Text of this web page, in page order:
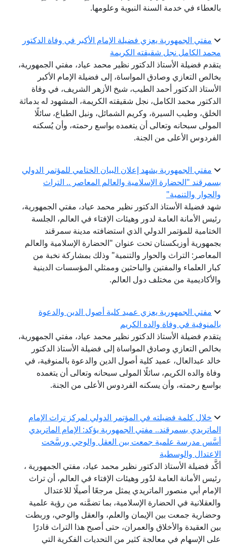
بالعطاء في خدمة السنة النبوية وعلومها.
مفتي الجمهورية يعزي فضيلة الإمام الأكبر في وفاة الدكتور
محمد الكامل نجل شقيقته الكريمة
يتقدم فضيلة الأستاذ الدكتور نظير محمد عياد، مفتي الجمهورية،
بخالص التعازي وصادق المواساة، إلى فضيلة الإمام الأكبر
الأستاذ الدكتور أحمد الطيب، شيخ الأزهر الشريف، في وفاة
الدكتور محمد الكامل، نجل شقيقته الكريمة، المشهود له بدماثة
الخلق، وطيب السيرة، وكريم الشمائل، ونبل الطباع، سائلًا
المولى سبحانه وتعالى أن يتغمده بواسع رحمته، وأن يُسكنه
الفردوس الأعلى من الجنة.
مفتي الجمهورية يشهد إعلان البيان الختامي للمؤتمر الدولي
بسمرقند "الحضارة الإسلامية والعالم المعاصر .. التراث
والحوار والتنمية"
شهد فضيلة الأستاذ الدكتور نظير محمد عياد، مفتي الجمهورية،
رئيس الأمانة العامة لدور وهيئات الإفتاء في العالم، الجلسة
الختامية للمؤتمر الدولي الذي استضافته مدينة سمرقند
بجمهورية أوزبكستان تحت عنوان "الحضارة الإسلامية والعالم
المعاصر: التراث والحوار والتنمية" وذلك بمشاركة نخبة من
كبار العلماء والمفتين والباحثين وممثلي المؤسسات الدينية
والأكاديمية من مختلف دول العالم.
مفتي الجمهورية يعزي عميد كلية أصول الدين والدعوة
بالمنوفية في وفاة والده الكريم
يتقدم فضيلة الأستاذ الدكتور نظير محمد عياد، مفتي الجمهورية،
بخالص التعازي وصادق المواساة إلى فضيلة الأستاذ الدكتور
خالد عبدالعال، عميد كلية أصول الدين والدعوة بالمنوفية، في
وفاة والده الكريم، سائلًا المولى سبحانه وتعالى أن يتغمده
بواسع رحمته، وأن يسكنه الفردوس الأعلى من الجنة.
خلال كلمة فضيلته في المؤتمر الدولي لمركز تراث الإمام
الماتريدي بسمرقند.. مفتي الجمهورية يؤكد: الإمام الماتريدي
أسَّس مدرسة علمية جمعت بين العقل والوحي ورسَّخت
الاعتدال والوسطية
أكَّد فضيلة الأستاذ الدكتور نظير محمد عياد، مفتي الجمهورية ،
رئيس الأمانة العامة لدُور وهيئات الإفتاء في العالم، أن تراث
الإمام أبي منصور الماتريدي يمثل مرجعًا أصيلًا للاعتدال
والعقلانية في الحضارة الإسلامية، بما تضمَّنه من رؤية علمية
وحضارية جمعت بين الإيمان والعلم، والعقل والوحي، وربطت
بين العقيدة والأخلاق والعمران، حتى أصبح هذا التراث قادرًا
على الإسهام في معالجة كثير من التحديات الفكرية التي